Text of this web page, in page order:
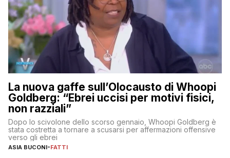
La nuova gaffe sull’Olocausto di Whoopi
Goldberg: “Ebrei uccisi per motivi fisici,
non razziali”
Dopo lo scivolone dello scorso gennaio, Whoopi Goldberg è
stata costretta a tornare a scusarsi per affermazioni offensive
verso gli ebrei
ASIA BUCONI-FATTI